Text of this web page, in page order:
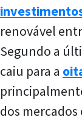
renovável
Segundo a
caiu para a
dos mercados